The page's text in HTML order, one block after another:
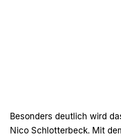
Besonders deutlich wird
Nico Schlotterbeck. Mit